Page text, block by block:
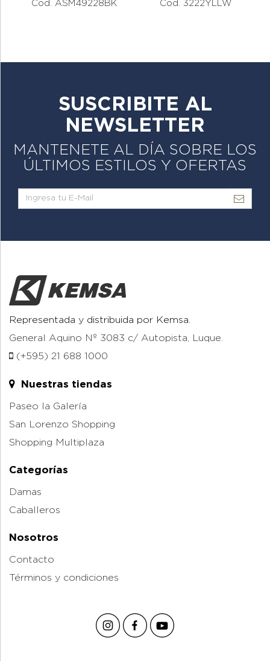
Cod. ASM49228BK
Cod. 3222YLLW
SUSCRIBITE AL
NEWSLETTER
MANTENETE AL DÍA SOBRE LOS
ÚLTIMOS ESTILOS Y OFERTAS
Representada y distribuida por Kemsa.
General Aquino Nº 3083 c/ Autopista, Luque.
(+595) 21 688 1000
Nuestras tiendas
Paseo la Galería
San Lorenzo Shopping
Shopping Multiplaza
Categorías
Damas
Caballeros
Nosotros
Contacto
Términos y condiciones